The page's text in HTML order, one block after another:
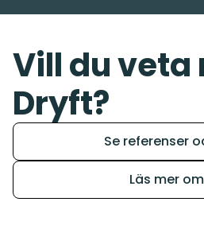
Vill du veta
Dryft?
Se referenser
Läs mer